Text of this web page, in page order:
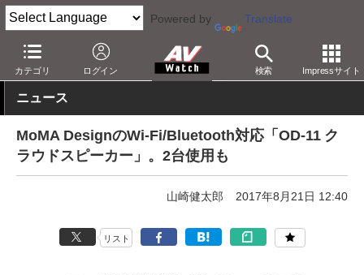
Powered by Translate
カテゴリ ログイン 検索 Impressサイト
AV Watch 製品 Bluetoothスピーカー
ニュース
MoMA DesignのWi-Fi/Bluetooth対応「OD-11 ク
ラウドスピーカー」。2台使用も
山崎健太郎 2017年8月21日 12:40
リスト